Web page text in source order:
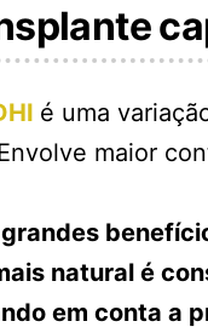
é uma
maior
natural é
em conta a